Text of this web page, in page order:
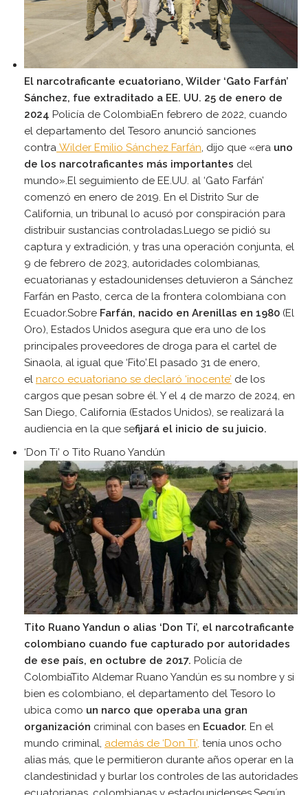
El narcotraficante ecuatoriano, Wilder ‘Gato Farfán’
Sánchez, fue extraditado a EE. UU. 25 de enero de
2024 Policía de ColombiaEn febrero de 2022, cuando
el departamento del Tesoro anunció sanciones
contra Wilder Emilio Sánchez Farfán, dijo que «era uno
de los narcotraficantes más importantes del
mundo».El seguimiento de EE.UU. al ‘Gato Farfán’
comenzó en enero de 2019. En el Distrito Sur de
California, un tribunal lo acusó por conspiración para
distribuir sustancias controladas.Luego se pidió su
captura y extradición, y tras una operación conjunta, el
9 de febrero de 2023, autoridades colombianas,
ecuatorianas y estadounidenses detuvieron a Sánchez
Farfán en Pasto, cerca de la frontera colombiana con
Ecuador.Sobre Farfán, nacido en Arenillas en 1980 (El
Oro), Estados Unidos asegura que era uno de los
principales proveedores de droga para el cartel de
Sinaola, al igual que ‘Fito’.El pasado 31 de enero,
el narco ecuatoriano se declaró ‘inocente’ de los
cargos que pesan sobre él. Y el 4 de marzo de 2024, en
San Diego, California (Estados Unidos), se realizará la
audiencia en la que sefijará el inicio de su juicio.
‘Don Ti’ o Tito Ruano Yandún
Tito Ruano Yandun o alias ‘Don Ti’, el narcotraficante
colombiano cuando fue capturado por autoridades
de ese país, en octubre de 2017. Policía de
ColombiaTito Aldemar Ruano Yandún es su nombre y si
bien es colombiano, el departamento del Tesoro lo
ubica como un narco que operaba una gran
organización criminal con bases en Ecuador. En el
mundo criminal, además de ‘Don Ti’, tenía unos ocho
alias más, que le permitieron durante años operar en la
clandestinidad y burlar los controles de las autoridades